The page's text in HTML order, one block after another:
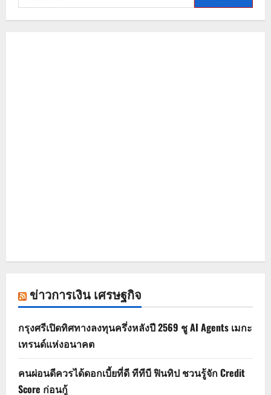
อ่อน
และ
สำหรับ:
ข่าวการเงิน เศรษฐกิจ
กรุงศรีเปิดทิศทางลงทุนครึ่งหลังปี 2569 ชู AI Agents เมกะ
เทรนด์แห่งอนาคต
คนผ่อนดีควรได้ดอกเบี้ยที่ดี ทีทีบี ฟินทิป ชวนรู้จัก Credit
Score ก่อนกู้